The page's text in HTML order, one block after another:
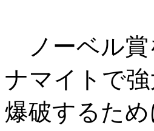
ノーベル賞
ナマイトで
爆破するた